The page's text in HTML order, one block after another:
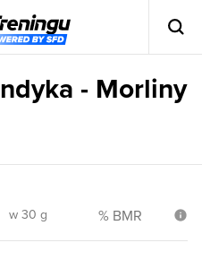
- Morliny
w 30 g % BMR